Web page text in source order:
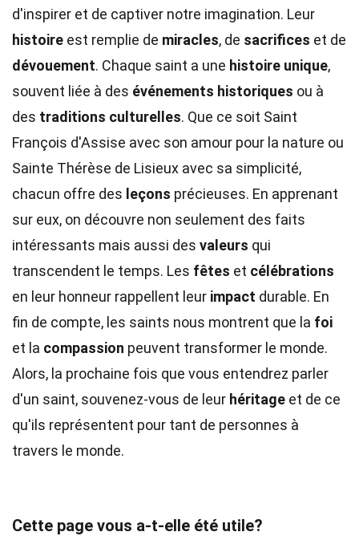
d'inspirer et de captiver notre imagination. Leur
histoire est remplie de miracles, de sacrifices et de
dévouement. Chaque saint a une histoire unique,
souvent liée à des événements historiques ou à
des traditions culturelles. Que ce soit Saint
François d'Assise avec son amour pour la nature ou
Sainte Thérèse de Lisieux avec sa simplicité,
chacun offre des leçons précieuses. En apprenant
sur eux, on découvre non seulement des faits
intéressants mais aussi des valeurs qui
transcendent le temps. Les fêtes et célébrations
en leur honneur rappellent leur impact durable. En
fin de compte, les saints nous montrent que la foi
et la compassion peuvent transformer le monde.
Alors, la prochaine fois que vous entendrez parler
d'un saint, souvenez-vous de leur héritage et de ce
qu'ils représentent pour tant de personnes à
travers le monde.
Cette page vous a-t-elle été utile?